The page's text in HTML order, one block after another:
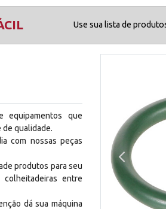
Use sua lista de
equipamentos que
qualidade.
com nossas peças
produtos para seu
colheitadeiras entre
dá sua máquina